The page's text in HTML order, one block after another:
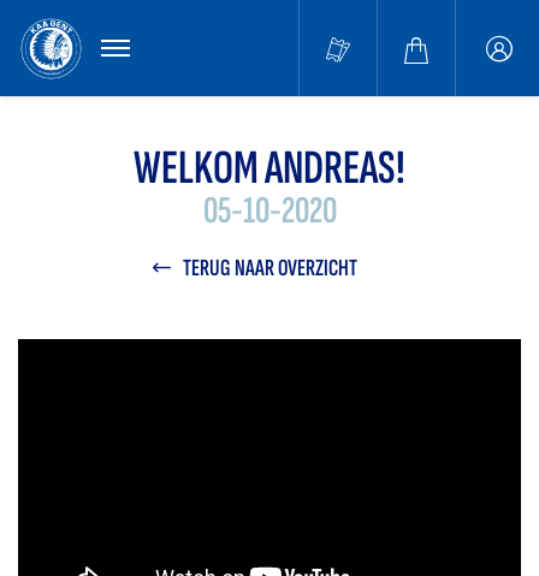
MENU
WELKOM ANDREAS!
05-10-2020
TERUG NAAR OVERZICHT